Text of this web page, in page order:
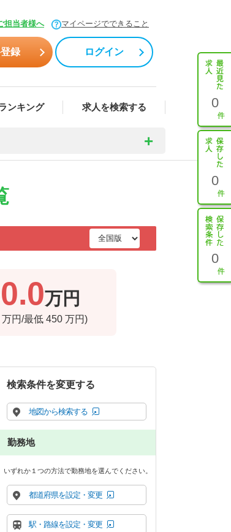
担当者様へ マイページでできること
録 ログイン
ンキング 求人を検索する 0
0
0
万円
万円/最低 450 万円)
検索条件を変更する
地図から検索する
勤務地
いずれか１つの方法で勤務地を選んでください。
都道府県を設定・変更
駅・路線を設定・変更